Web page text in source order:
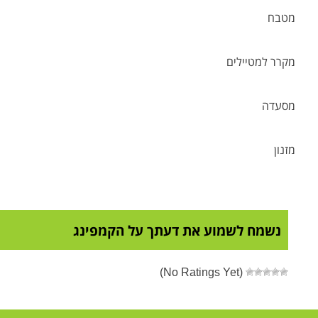
מטבח
מקרר למטיילים
מסעדה
מזנון
נשמח לשמוע את דעתך על הקמפינג
(No Ratings Yet)